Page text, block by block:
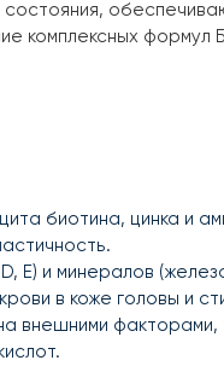
комплексных
биотина, цинка и
E) и минералов
в коже головы и
внешними